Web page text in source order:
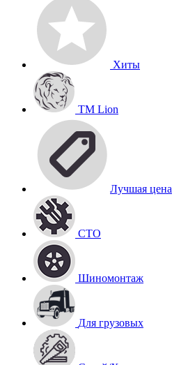
Хиты
TM Lion
Лучшая цена
СТО
Шиномонтаж
Для грузовых